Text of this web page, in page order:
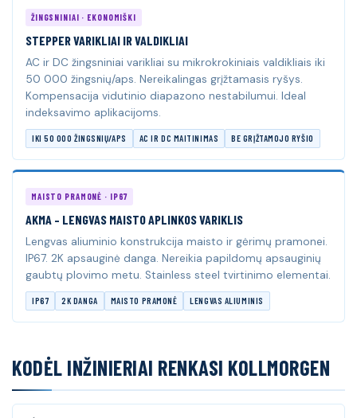
ŽINGSNINIAI · EKONOMIŠKI
STEPPER VARIKLIAI IR VALDIKLIAI
AC ir DC žingsniniai varikliai su mikrokrokiniais valdikliais iki
50 000 žingsnių/aps. Nereikalingas grįžtamasis ryšys.
Kompensacija vidutinio diapazono nestabilumui. Ideal
indeksavimo aplikacijoms.
IKI 50 000 ŽINGSNIŲ/APS AC IR DC MAITINIMAS BE GRĮŽTAMOJO RYŠIO
MAISTO PRAMONĖ · IP67
AKMA – LENGVAS MAISTO APLINKOS VARIKLIS
Lengvas aliuminio konstrukcija maisto ir gėrimų pramonei.
IP67. 2K apsauginė danga. Nereikia papildomų apsauginių
gaubtų plovimo metu. Stainless steel tvirtinimo elementai.
IP67 2K DANGA MAISTO PRAMONĖ LENGVAS ALIUMINIS
KODĖL INŽINIERIAI RENKASI KOLLMORGEN